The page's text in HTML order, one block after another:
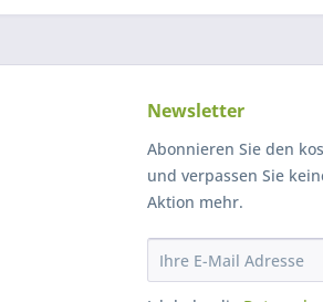
Newsletter
Abonnieren Sie den
und verpassen Sie
Aktion mehr.